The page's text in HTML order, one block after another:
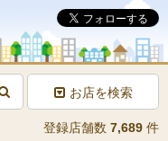
お店を検索
登録店舗数 7,689 件